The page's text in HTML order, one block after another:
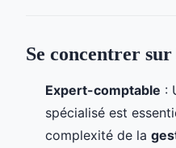
Se concentrer
Expert-comptable :
spécialisé est
complexité de la